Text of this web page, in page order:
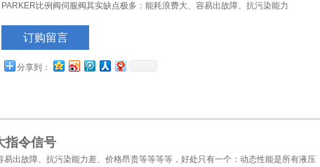
PARKER比例阀伺服阀其实缺点极多：能耗浪费大、容易出故障、抗污染能力
着这一个优点，在很多对动态特性要求高的场合不得不使用伺服阀，如飞机火箭
了。
订购留言
分享到：
指令信号
出故障、抗污染能力差、价格昂贵等等等等，好处只有一个：动态性能是所有液压